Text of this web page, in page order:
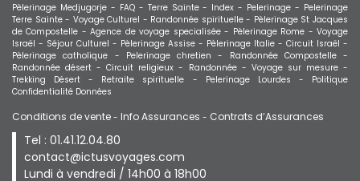
Pèlerinage Medjugorje - FAQ - Terre Sainte - Index - Pelerinage - Pelerinage
Terre Sainte - Voyage Culturel - Randonnée spirituelle - Pèlerinage St Jacques
de Compostelle -Agence de voyage specialisée - Pèlerinage Rome -Voyage
Israël - Séjour Culturel - Pèlerinage Assise - Pèlerinage Italie - Circuit Israël -
Pèlerinage catholique - Pelerinage chretien - Randonnée Compostelle -
Randonnée désert -Circuit religieux - Randonnée - Voyage sur mesure -
Trekking Désert - Retraite spirituelle - Pelerinage Lourdes - Politique
Confidentialité Données
Conditions de vente - Info Assurances - Contrats d’Assurances
Tel : 01.41.12.04.80
contact@ictusvoyages.com
Lundi à vendredi / 14h00 à 18h00